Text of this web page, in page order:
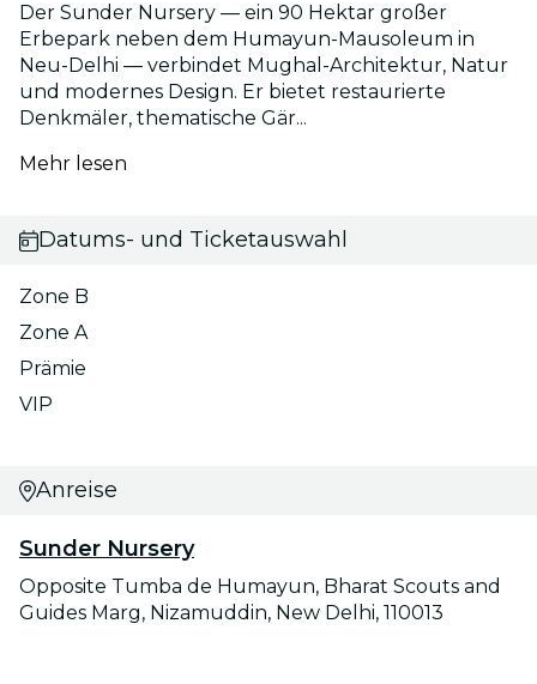
Der Sunder Nursery — ein 90 Hektar großer
Erbepark neben dem Humayun-Mausoleum in
Neu-Delhi — verbindet Mughal-Architektur, Natur
und modernes Design. Er bietet restaurierte
Denkmäler, thematische Gär...
Mehr lesen
Datums- und Ticketauswahl
Zone B
Zone A
Prämie
VIP
Anreise
Sunder Nursery
Opposite Tumba de Humayun, Bharat Scouts and
Guides Marg, Nizamuddin, New Delhi, 110013